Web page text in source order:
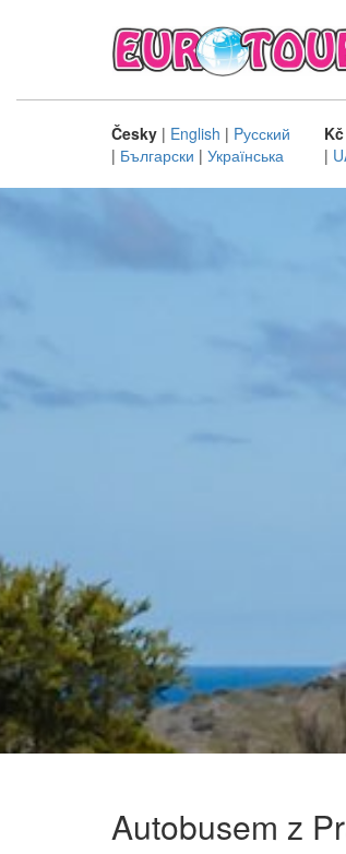
Česky | English | Pусский
| Български | Українська
Kč
|
Autobusem z